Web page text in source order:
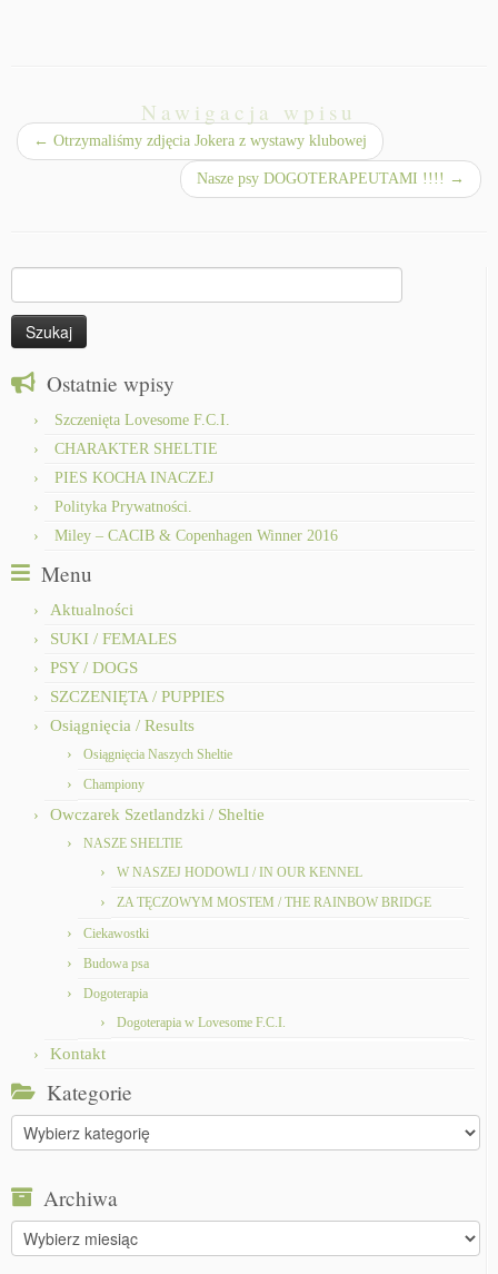
Nawigacja wpisu
← Otrzymaliśmy zdjęcia Jokera z wystawy klubowej
Nasze psy DOGOTERAPEUTAMI !!!! →
Ostatnie wpisy
Szczenięta Lovesome F.C.I.
CHARAKTER SHELTIE
PIES KOCHA INACZEJ
Polityka Prywatności.
Miley – CACIB & Copenhagen Winner 2016
Menu
Aktualności
SUKI / FEMALES
PSY / DOGS
SZCZENIĘTA / PUPPIES
Osiągnięcia / Results
Osiągnięcia Naszych Sheltie
Championy
Owczarek Szetlandzki / Sheltie
NASZE SHELTIE
W NASZEJ HODOWLI / IN OUR KENNEL
ZA TĘCZOWYM MOSTEM / THE RAINBOW BRIDGE
Ciekawostki
Budowa psa
Dogoterapia
Dogoterapia w Lovesome F.C.I.
Kontakt
Kategorie
Kategorie
Archiwa
Archiwa